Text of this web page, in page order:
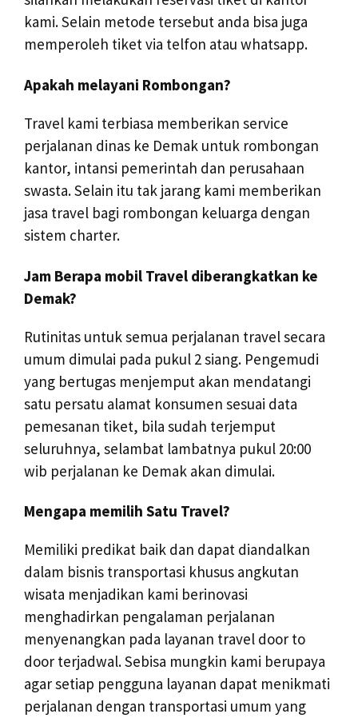
kami. Selain metode tersebut anda bisa juga
memperoleh tiket via telfon atau whatsapp.
Apakah melayani Rombongan?
Travel kami terbiasa memberikan service
perjalanan dinas ke Demak untuk rombongan
kantor, intansi pemerintah dan perusahaan
swasta. Selain itu tak jarang kami memberikan
jasa travel bagi rombongan keluarga dengan
sistem charter.
Jam Berapa mobil Travel diberangkatkan ke
Demak?
Rutinitas untuk semua perjalanan travel secara
umum dimulai pada pukul 2 siang. Pengemudi
yang bertugas menjemput akan mendatangi
satu persatu alamat konsumen sesuai data
pemesanan tiket, bila sudah terjemput
seluruhnya, selambat lambatnya pukul 20:00
wib perjalanan ke Demak akan dimulai.
Mengapa memilih Satu Travel?
Memiliki predikat baik dan dapat diandalkan
dalam bisnis transportasi khusus angkutan
wisata menjadikan kami berinovasi
menghadirkan pengalaman perjalanan
menyenangkan pada layanan travel door to
door terjadwal. Sebisa mungkin kami berupaya
agar setiap pengguna layanan dapat menikmati
perjalanan dengan transportasi umum yang